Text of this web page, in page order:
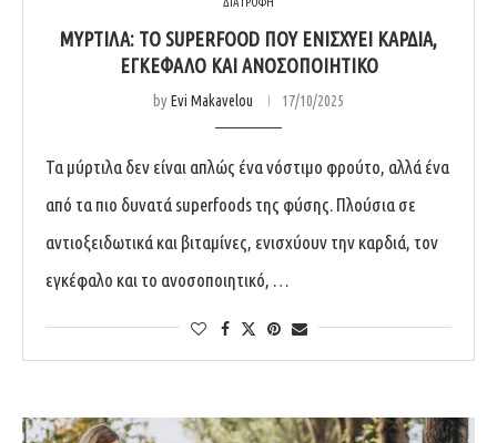
ΜΎΡΤΙΛΑ: ΤΟ SUPERFOOD ΠΟΥ ΕΝΙΣΧΎΕΙ ΚΑΡΔΙΆ,
ΕΓΚΈΦΑΛΟ ΚΑΙ ΑΝΟΣΟΠΟΙΗΤΙΚΌ
byEvi Makavelou 17/10/2025
Τα μύρτιλα δεν είναι απλώς ένα νόστιμο φρούτο, αλλά ένα
από τα πιο δυνατά superfoods της φύσης. Πλούσια σε
αντιοξειδωτικά και βιταμίνες, ενισχύουν την καρδιά, τον
εγκέφαλο και το ανοσοποιητικό, …